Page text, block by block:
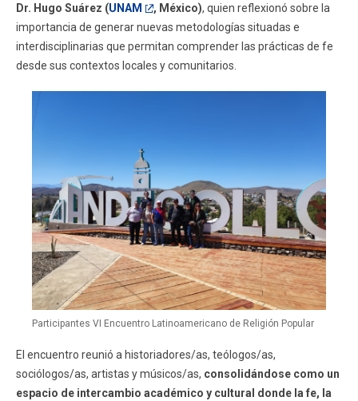
Dr. Hugo Suárez (UNAM , México), quien reflexionó sobre la
importancia de generar nuevas metodologías situadas e
interdisciplinarias que permitan comprender las prácticas de fe
desde sus contextos locales y comunitarios.
Participantes VI Encuentro Latinoamericano de Religión Popular
El encuentro reunió a historiadores/as, teólogos/as,
sociólogos/as, artistas y músicos/as, consolidándose como un
espacio de intercambio académico y cultural donde la fe, la